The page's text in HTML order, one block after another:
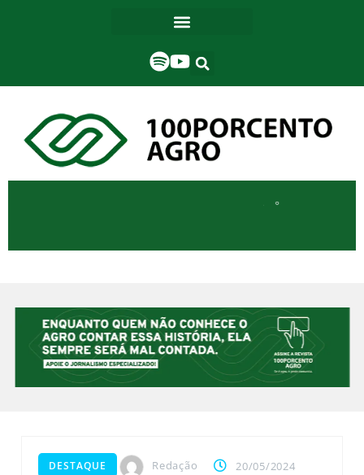
DESTAQUE Redação 20/05/2024